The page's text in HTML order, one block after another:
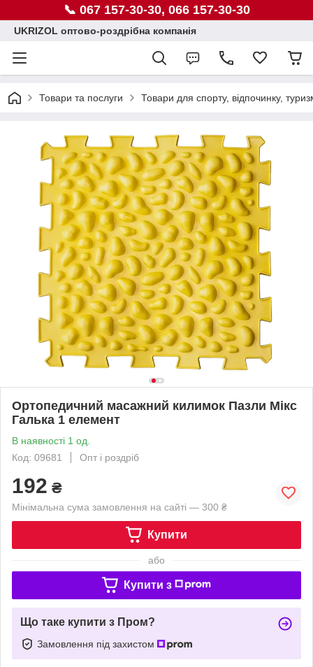
📞 067 157-30-30, 066 157-30-30
UKRIZOL оптово-роздрібна компанія
Товари та послуги Товари для спорту, відпочинку,
Ортопедичний масажний килимок Пазли Мікс
Галька 1 елемент
В наявності 1 од.
Код: 09681
Опт і роздріб
192 ₴
Мінімальна сума замовлення на сайті — 300 ₴
Купити
або
Купити з
Що таке купити з Пром?
Замовлення під захистом